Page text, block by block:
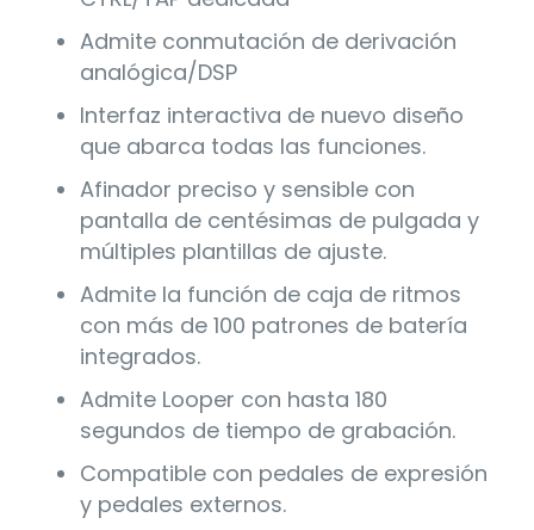
Admite conmutación de derivación
analógica/DSP
Interfaz interactiva de nuevo diseño
que abarca todas las funciones.
Afinador preciso y sensible con
pantalla de centésimas de pulgada y
múltiples plantillas de ajuste.
Admite la función de caja de ritmos
con más de 100 patrones de batería
integrados.
Admite Looper con hasta 180
segundos de tiempo de grabación.
Compatible con pedales de expresión
y pedales externos.